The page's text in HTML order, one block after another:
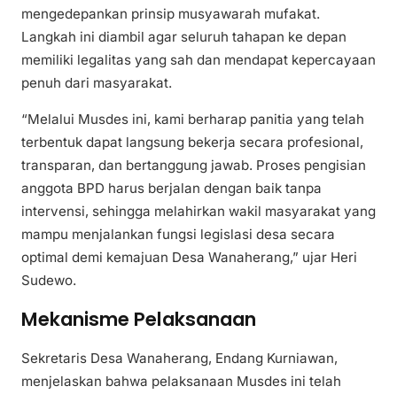
mengedepankan prinsip musyawarah mufakat.
Langkah ini diambil agar seluruh tahapan ke depan
memiliki legalitas yang sah dan mendapat kepercayaan
penuh dari masyarakat.
“Melalui Musdes ini, kami berharap panitia yang telah
terbentuk dapat langsung bekerja secara profesional,
transparan, dan bertanggung jawab. Proses pengisian
anggota BPD harus berjalan dengan baik tanpa
intervensi, sehingga melahirkan wakil masyarakat yang
mampu menjalankan fungsi legislasi desa secara
optimal demi kemajuan Desa Wanaherang,” ujar Heri
Sudewo.
Mekanisme Pelaksanaan
Sekretaris Desa Wanaherang, Endang Kurniawan,
menjelaskan bahwa pelaksanaan Musdes ini telah